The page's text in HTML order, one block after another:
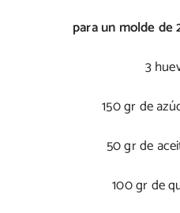
para un molde
3
150 gr de
50 gr de
100 gr de